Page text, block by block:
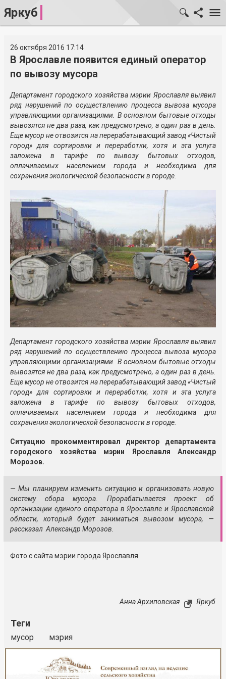
Яркуб
26 октября 2016 17:14
В Ярославле появится единый оператор
по вывозу мусора
Департамент городского хозяйства мэрии Ярославля выявил
ряд нарушений по осуществлению процесса вывоза мусора
управляющими организациями. В основном бытовые отходы
вывозятся не два раза, как предусмотрено, а один раз в день.
Еще мусор не отвозится на перерабатывающий завод «Чистый
город» для сортировки и переработки, хотя и эта услуга
заложена в тарифе по вывозу бытовых отходов,
оплачиваемых населением города и необходима для
сохранения экологической безопасности в городе.
Департамент городского хозяйства мэрии Ярославля выявил
ряд нарушений по осуществлению процесса вывоза мусора
управляющими организациями. В основном бытовые отходы
вывозятся не два раза, как предусмотрено, а один раз в день.
Еще мусор не отвозится на перерабатывающий завод «Чистый
город» для сортировки и переработки, хотя и эта услуга
заложена в тарифе по вывозу бытовых отходов,
оплачиваемых населением города и необходима для
сохранения экологической безопасности в городе.
Ситуацию прокомментировал директор департамента
городского хозяйства мэрии Ярославля Александр
Морозов.
— Мы планируем изменить ситуацию и организовать новую
систему сбора мусора. Прорабатывается проект об
организации единого оператора в Ярославле и Ярославской
области, который будет заниматься вывозом мусора, —
рассказал Александр Морозов.
Фото с сайта мэрии города Ярославля.
Анна Архиповская Яркуб
Теги
мусор мэрия